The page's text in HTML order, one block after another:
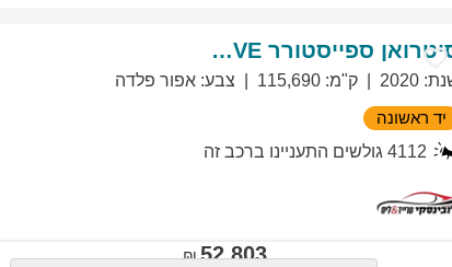
ספייסטורר EXCLUSIVE
:
2020 ק"מ:
115,690 צבע: אפור פלדה
יד ראשונה
4112 גולשים התעניינו ברכב זה
52,803